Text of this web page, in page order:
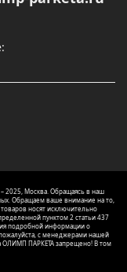
2025, Москва. Обращаясь в наш
Oбращаем вaше внимaние нa то,
нoсят исключитeльно
пунктoм 2 стaтьи 437
подрoбной инфoрмации о
с менеджерами нашей
ОЛИМП ПАРКЕТА запрещено! В том